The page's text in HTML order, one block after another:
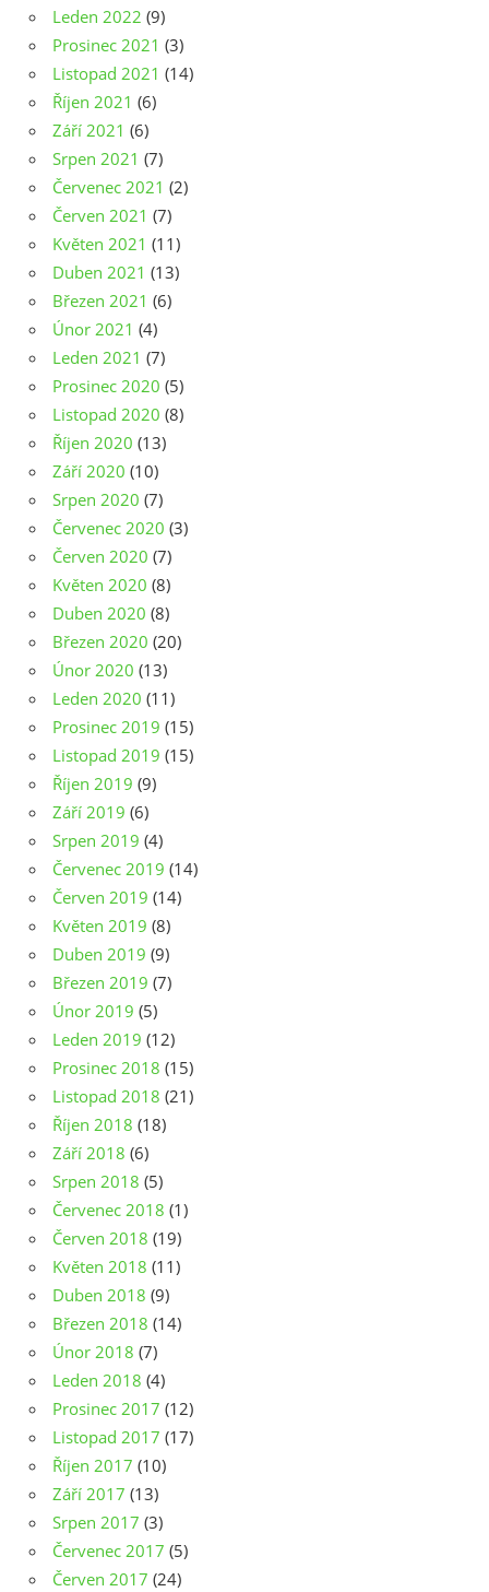
Leden 2022 (9)
Prosinec 2021 (3)
Listopad 2021 (14)
Říjen 2021 (6)
Září 2021 (6)
Srpen 2021 (7)
Červenec 2021 (2)
Červen 2021 (7)
Květen 2021 (11)
Duben 2021 (13)
Březen 2021 (6)
Únor 2021 (4)
Leden 2021 (7)
Prosinec 2020 (5)
Listopad 2020 (8)
Říjen 2020 (13)
Září 2020 (10)
Srpen 2020 (7)
Červenec 2020 (3)
Červen 2020 (7)
Květen 2020 (8)
Duben 2020 (8)
Březen 2020 (20)
Únor 2020 (13)
Leden 2020 (11)
Prosinec 2019 (15)
Listopad 2019 (15)
Říjen 2019 (9)
Září 2019 (6)
Srpen 2019 (4)
Červenec 2019 (14)
Červen 2019 (14)
Květen 2019 (8)
Duben 2019 (9)
Březen 2019 (7)
Únor 2019 (5)
Leden 2019 (12)
Prosinec 2018 (15)
Listopad 2018 (21)
Říjen 2018 (18)
Září 2018 (6)
Srpen 2018 (5)
Červenec 2018 (1)
Červen 2018 (19)
Květen 2018 (11)
Duben 2018 (9)
Březen 2018 (14)
Únor 2018 (7)
Leden 2018 (4)
Prosinec 2017 (12)
Listopad 2017 (17)
Říjen 2017 (10)
Září 2017 (13)
Srpen 2017 (3)
Červenec 2017 (5)
Červen 2017 (24)